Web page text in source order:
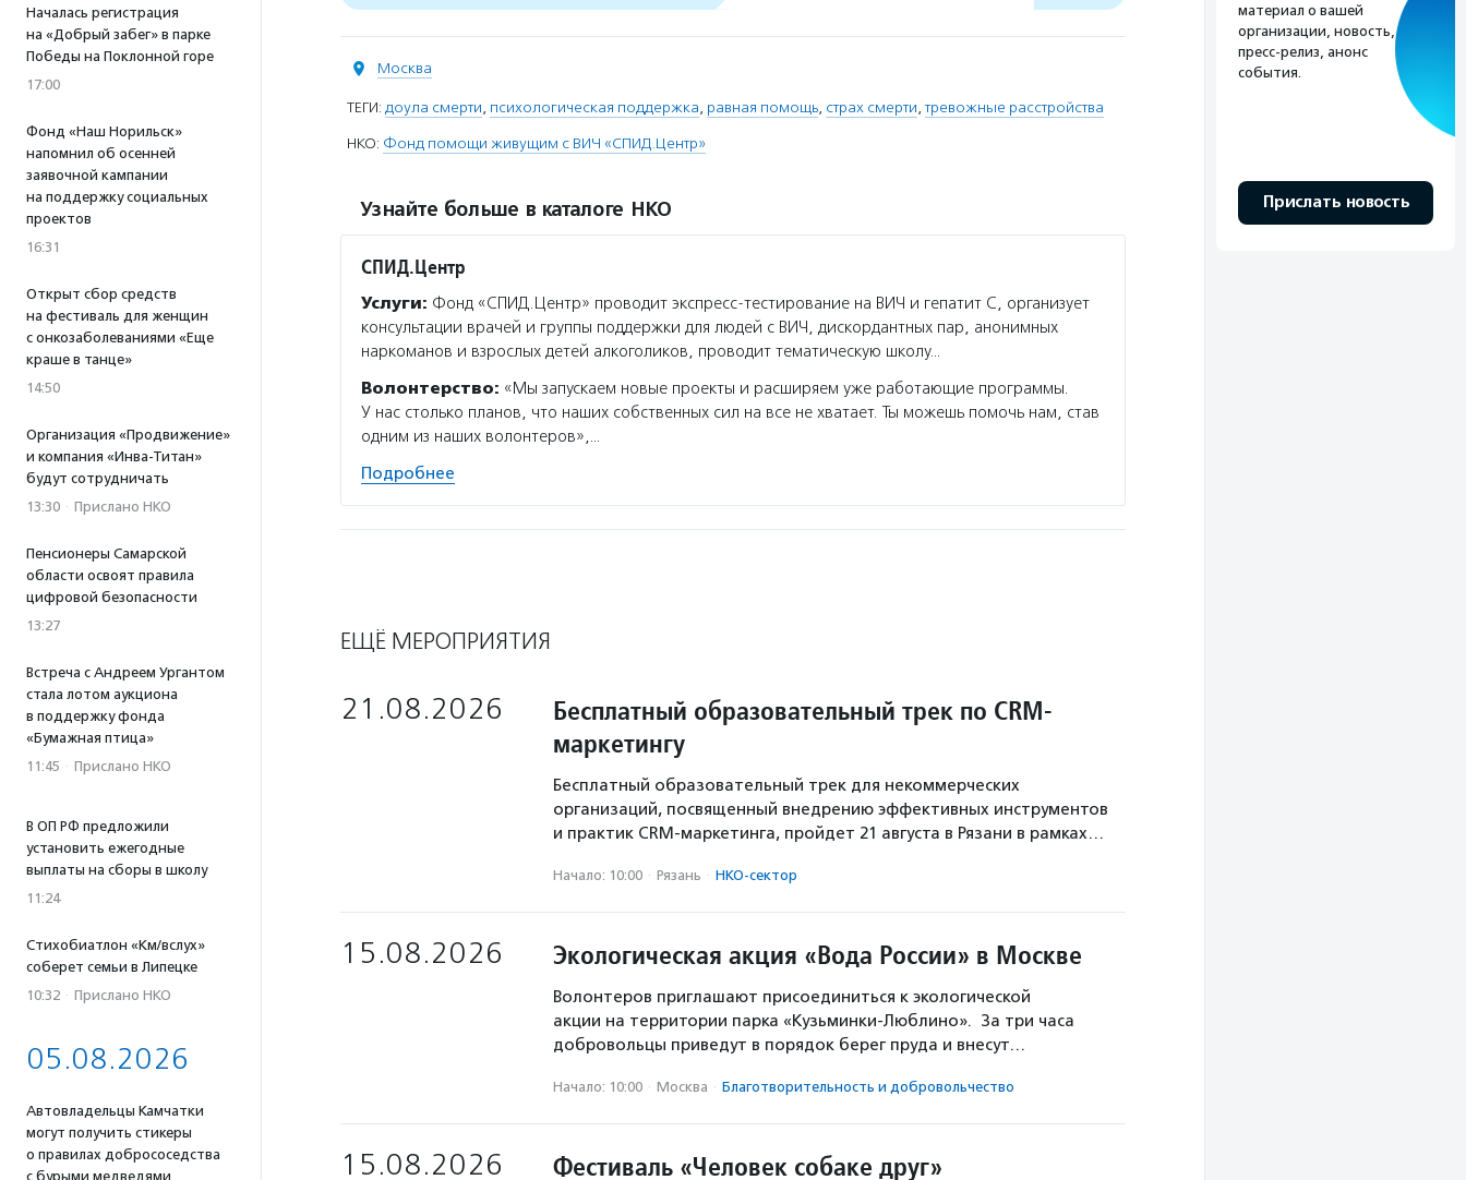
Началась регистрация
на «Добрый забег» в парке
Победы на Поклонной горе
17:00
Фонд «Наш Норильск»
напомнил об осенней
заявочной кампании
на поддержку социальных
проектов
16:31
Открыт сбор средств
на фестиваль для женщин
с онкозаболеваниями «Еще
краше в танце»
14:50
Организация «Продвижение»
и компания «Инва-Титан»
будут сотрудничать
13:30 · Прислано НКО
Пенсионеры Самарской
области освоят правила
цифровой безопасности
13:27
Встреча с Андреем Ургантом
стала лотом аукциона
в поддержку фонда
«Бумажная птица»
11:45 · Прислано НКО
В ОП РФ предложили
установить ежегодные
выплаты на сборы в школу
11:24
Стихобиатлон «Км/вслух»
соберет семьи в Липецке
10:32 · Прислано НКО
05.08.2026
Автовладельцы Камчатки
могут получить стикеры
о правилах добрососедства
с бурыми медведями
Москва
ТЕГИ: доула смерти, психологическая поддержка, равная помощь, страх смерти,тревожные расстройства
НКО: Фонд помощи живущим с ВИЧ «СПИД.Центр»
Узнайте больше в каталоге НКО
СПИД.Центр
Услуги: Фонд «СПИД.Центр» проводит экспресс-тестирование на ВИЧ и гепатит С, организует
консультации врачей и группы поддержки для людей с ВИЧ, дискордантных пар, анонимных
наркоманов и взрослых детей алкоголиков, проводит тематическую школу…
Волонтерство: «Мы запускаем новые проекты и расширяем уже работающие программы.
У нас столько планов, что наших собственных сил на все не хватает. Ты можешь помочь нам, став
одним из наших волонтеров»,…
Подробнее
ЕЩЁ МЕРОПРИЯТИЯ
21.08.2026
Бесплатный образовательный трек по CRM-
маркетингу
Бесплатный образовательный трек для некоммерческих
организаций, посвященный внедрению эффективных инструментов
и практик CRM-маркетинга, пройдет 21 августа в Рязани в рамках…
Начало: 10:00 · Рязань · НКО-сектор
15.08.2026 Экологическая акция «Вода России» в Москве
Волонтеров приглашают присоединиться к экологической
акции на территории парка «Кузьминки-Люблино». За три часа
добровольцы приведут в порядок берег пруда и внесут…
Начало: 10:00 · Москва · Благотвори­тель­ность и доброволь­чест­во
15.08.2026 Фестиваль «Человек собаке друг»
материал о вашей
организации, новость,
пресс-релиз, анонс
события.
Прислать новость